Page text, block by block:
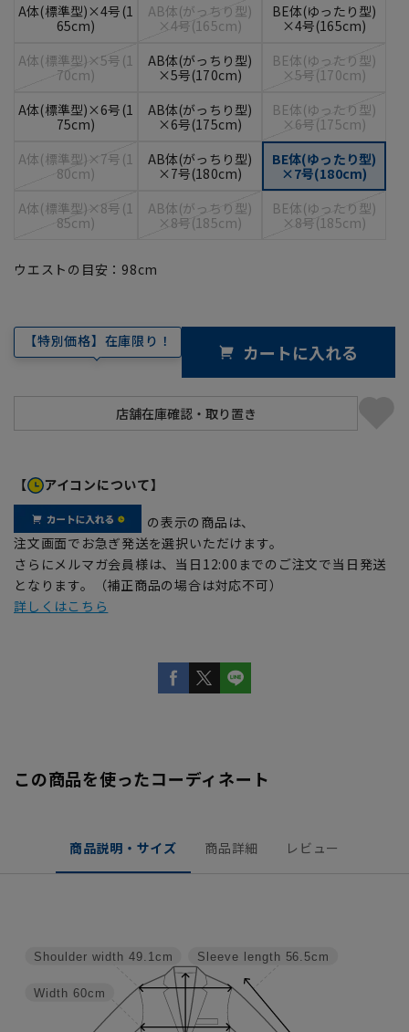
A体(標準型)×4号(1
65cm)
AB体(がっちり型)
×4号(165cm)
BE体(ゆったり型)
×4号(165cm)
A体(標準型)×5号(1
70cm)
AB体(がっちり型)
×5号(170cm)
BE体(ゆったり型)
×5号(170cm)
A体(標準型)×6号(1
75cm)
AB体(がっちり型)
×6号(175cm)
BE体(ゆったり型)
×6号(175cm)
A体(標準型)×7号(1
80cm)
AB体(がっちり型)
×7号(180cm)
BE体(ゆったり型)
×7号(180cm)
A体(標準型)×8号(1
85cm)
AB体(がっちり型)
×8号(185cm)
BE体(ゆったり型)
×8号(185cm)
ウエストの目安： 98cm
【特別価格】在庫限り！ カートに入れる
【 アイコンについて】
の表示の商品は、
注文画面でお急ぎ発送を選択いただけます。
さらにメルマガ会員様は、当日12:00までのご注文で当日発送
となります。（補正商品の場合は対応不可）
詳しくはこちら
この商品を使ったコーディネート
商品説明・サイズ 商品詳細 レビュー
Sleeve length 56.5cm
Width 60cm
Shoulder width 49.1cm